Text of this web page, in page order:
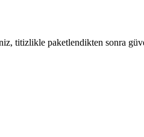
titizlikle paketlendikten sonra